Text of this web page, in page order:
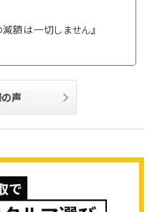
額は一切しません』
声